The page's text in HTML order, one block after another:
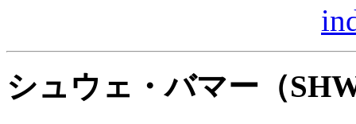
シュウェ・バマー（